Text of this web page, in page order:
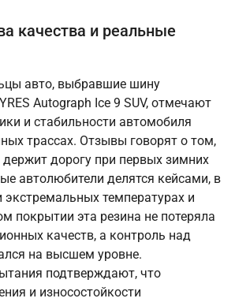
качества и реальные
авто, выбравшие шину
Autograph Ice 9 SUV, отмечают
и стабильности автомобиля
трассах. Отзывы говорят о том,
дорогу при первых зимних
автолюбители делятся кейсами, в
температурах и
покрытии эта резина не потеряла
качеств, а контроль над
на высшем уровне.
подтверждают, что
и износостойкости